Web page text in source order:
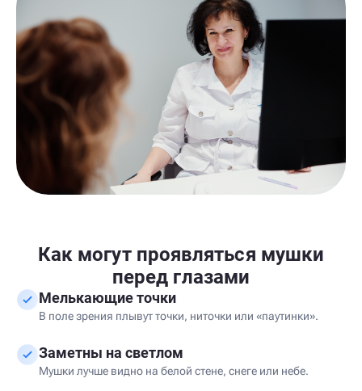
Как могут проявляться мушки
перед глазами
Мелькающие точки
В поле зрения плывут точки, ниточки или «паутинки».
Заметны на светлом
Мушки лучше видно на белой стене, снеге или небе.